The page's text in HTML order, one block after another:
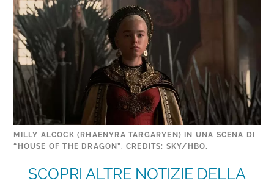
MILLY ALCOCK (RHAENYRA TARGARYEN) IN UNA SCENA DI
“HOUSE OF THE DRAGON”. CREDITS: SKY/HBO.
SCOPRI ALTRE NOTIZIE DELLA